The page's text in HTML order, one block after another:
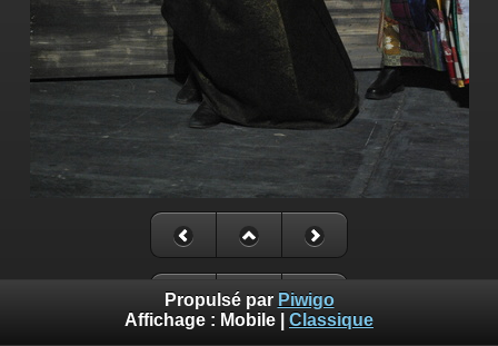
Propulsé par Piwigo
Affichage : Mobile Classique